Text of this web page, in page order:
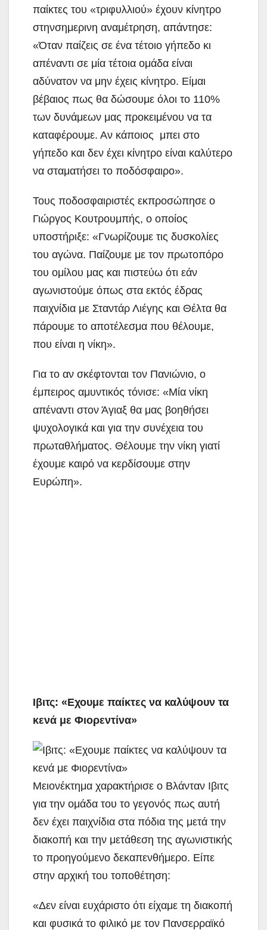
παίκτες του «τριφυλλιού» έχουν κίνητρο
στηνσημερινη αναμέτρηση, απάντησε:
«Όταν παίζεις σε ένα τέτοιο γήπεδο κι
απέναντι σε μία τέτοια ομάδα είναι
αδύνατον να μην έχεις κίνητρο. Είμαι
βέβαιος πως θα δώσουμε όλοι το 110%
των δυνάμεων μας προκειμένου να τα
καταφέρουμε. Αν κάποιος μπει στο
γήπεδο και δεν έχει κίνητρο είναι καλύτερο
να σταματήσει το ποδόσφαιρο».
Τους ποδοσφαιριστές εκπροσώπησε ο
Γιώργος Κουτρουμπής, ο οποίος
υποστήριξε: «Γνωρίζουμε τις δυσκολίες
του αγώνα. Παίζουμε με τον πρωτοπόρο
του ομίλου μας και πιστεύω ότι εάν
αγωνιστούμε όπως στα εκτός έδρας
παιχνίδια με Σταντάρ Λιέγης και Θέλτα θα
πάρουμε το αποτέλεσμα που θέλουμε,
που είναι η νίκη».
Για το αν σκέφτονται τον Πανιώνιο, ο
έμπειρος αμυντικός τόνισε: «Μία νίκη
απέναντι στον Άγιαξ θα μας βοηθήσει
ψυχολογικά και για την συνέχεια του
πρωταθλήματος. Θέλουμε την νίκη γιατί
έχουμε καιρό να κερδίσουμε στην
Ευρώπη».
Ιβιτς: «Εχουμε παίκτες να καλύψουν τα
κενά με Φιορεντίνα»
Μειονέκτημα χαρακτήρισε ο Βλάνταν Ιβιτς
για την ομάδα του το γεγονός πως αυτή
δεν έχει παιχνίδια στα πόδια της μετά την
διακοπή και την μετάθεση της αγωνιστικής
το προηγούμενο δεκαπενθήμερο. Είπε
στην αρχική του τοποθέτηση:
«Δεν είναι ευχάριστο ότι είχαμε τη διακοπή
και φυσικά το φιλικό με τον Πανσερραϊκό